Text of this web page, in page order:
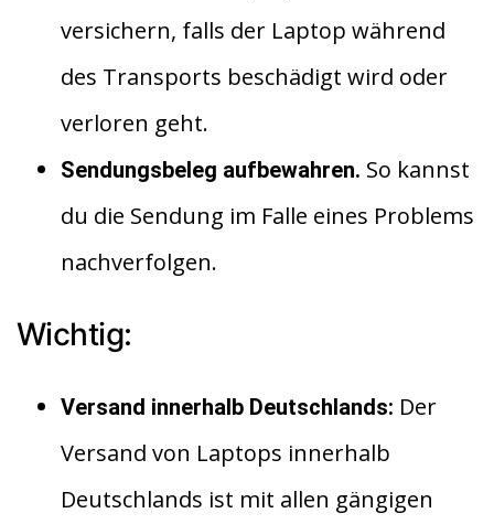
versichern, falls der Laptop während
des Transports beschädigt wird oder
verloren geht.
Sendungsbeleg aufbewahren. So kannst
du die Sendung im Falle eines Problems
nachverfolgen.
Wichtig:
Versand innerhalb Deutschlands: Der
Versand von Laptops innerhalb
Deutschlands ist mit allen gängigen